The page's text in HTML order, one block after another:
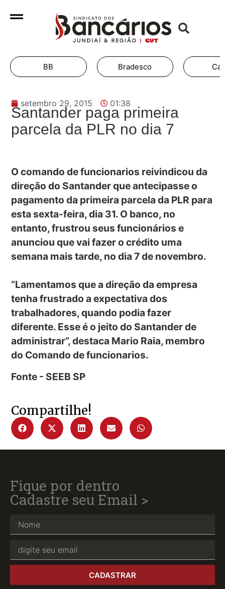
BB Bradesco
setembro 29, 2015 01:38
Santander paga primeira
parcela da PLR no dia 7
O comando de funcionarios reivindicou da
direção do Santander que antecipasse o
pagamento da primeira parcela da PLR para
esta sexta-feira, dia 31. O banco, no
entanto, frustrou seus funcionários e
anunciou que vai fazer o crédito uma
semana mais tarde, no dia 7 de novembro.
“Lamentamos que a direção da empresa
tenha frustrado a expectativa dos
trabalhadores, quando podia fazer
diferente. Esse é o jeito do Santander de
administrar”, destaca Mario Raia, membro
do Comando de funcionarios.
Fonte - SEEB SP
Compartilhe!
Fique por dentro
Cadastre seu Email >
CADASTRAR